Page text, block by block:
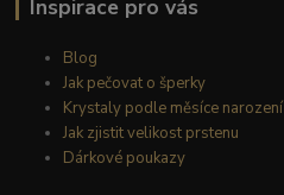
Inspirace pro vás
Blog
Jak pečovat o šperky
Krystaly podle měsíce narození
Jak zjistit velikost prstenu
Dárkové poukazy